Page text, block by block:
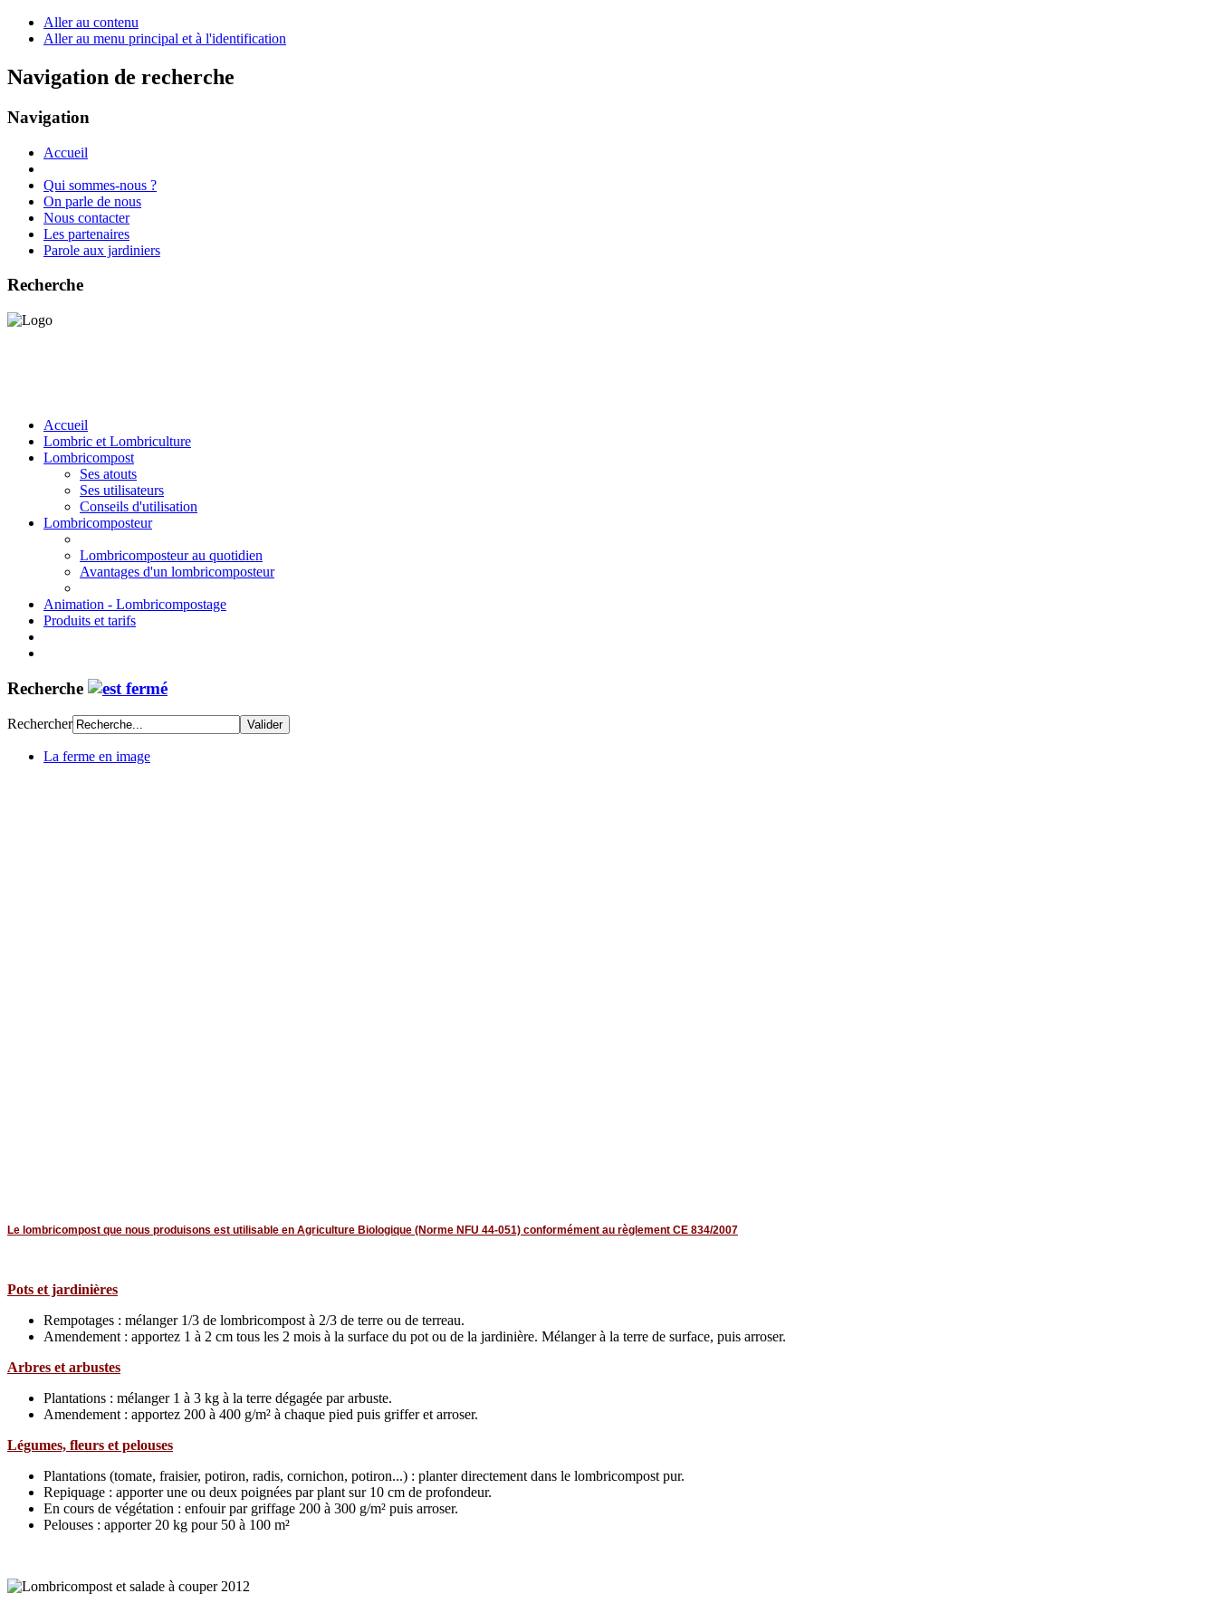
Aller au contenu
Aller au menu principal et à l'identification
Navigation de recherche
Navigation
Accueil
Qui sommes-nous ?
On parle de nous
Nous contacter
Les partenaires
Parole aux jardiniers
Recherche
Accueil
Lombric et Lombriculture
Lombricompost
Ses atouts
Ses utilisateurs
Conseils d'utilisation
Lombricomposteur
Lombricomposteur au quotidien
Avantages d'un lombricomposteur
Animation - Lombricompostage
Produits et tarifs
Recherche
Rechercher
La ferme en image
Le lombricompost que nous produisons est utilisable en Agriculture Biologique (Norme NFU 44-051) conformément au règlement CE 834/2007
Pots et jardinières
Rempotages : mélanger 1/3 de lombricompost à 2/3 de terre ou de terreau.
Amendement : apportez 1 à 2 cm tous les 2 mois à la surface du pot ou de la jardinière. Mélanger à la terre de surface, puis arroser.
Arbres et arbustes
Plantations : mélanger 1 à 3 kg à la terre dégagée par arbuste.
Amendement : apportez 200 à 400 g/m² à chaque pied puis griffer et arroser.
Légumes, fleurs et pelouses
Plantations (tomate, fraisier, potiron, radis, cornichon, potiron...) : planter directement dans le lombricompost pur.
Repiquage : apporter une ou deux poignées par plant sur 10 cm de profondeur.
En cours de végétation : enfouir par griffage 200 à 300 g/m² puis arroser.
Pelouses : apporter 20 kg pour 50 à 100 m²